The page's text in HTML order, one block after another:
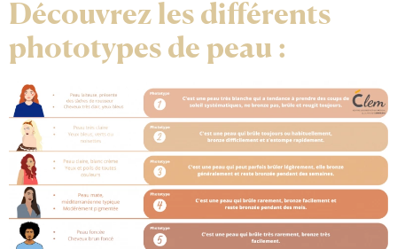
Découvrez les différents
phototypes de peau :